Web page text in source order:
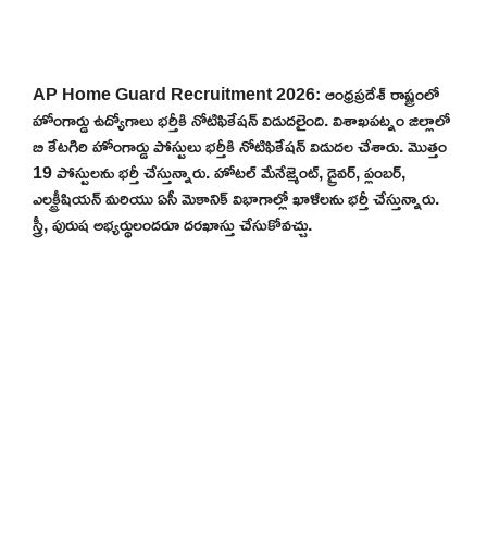
AP Home Guard Recruitment 2026: ఆంధ్రప్రదేశ్ రాష్ట్రంలో
హోంగార్డు ఉద్యోగాలు భర్తీకి నోటిఫికేషన్ విడుదలైంది. విశాఖపట్నం జిల్లాలో
బి కేటగిరి హోంగార్డు పోస్టులు భర్తీకి నోటిఫికేషన్ విడుదల చేశారు. మొత్తం
19 పోస్టులను భర్తీ చేస్తున్నారు. హోటల్ మేనేజ్మెంట్, డ్రైవర్, ప్లంబర్,
ఎలక్ట్రీషియన్ మరియు ఏసీ మెకానిక్ విభాగాల్లో ఖాళీలను భర్తీ చేస్తున్నారు.
స్త్రీ, పురుష అభ్యర్థులందరూ దరఖాస్తు చేసుకోవచ్చు.